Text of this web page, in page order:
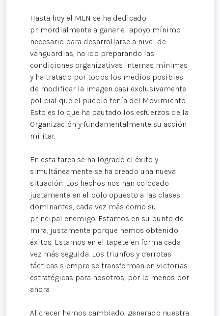
Hasta hoy el MLN se ha dedicado
primordialmente a ganar el apoyo mínimo
necesario para desarrollarse a nivel de
vanguardias, ha ido preparando las
condiciones organizativas internas mínimas
y ha tratado por todos los medios posibles
de modificar la imagen casi exclusivamente
policial que el pueblo tenía del Movimiento.
Esto es lo que ha pautado los esfuerzos de la
Organización y fundamentalmente su acción
militar.
En esta tarea se ha logrado el éxito y
simultáneamente se ha creado una nueva
situación. Los hechos nos han colocado
justamente en el polo opuesto a las clases
dominantes, cada vez más como su
principal enemigo. Estamos en su punto de
mira, justamente porque hemos obtenido
éxitos. Estamos en el tapete en forma cada
vez más seguida. Los triunfos y derrotas
tácticas siempre se transforman en victorias
estratégicas para nosotros, por lo menos por
ahora.
Al crecer hemos cambiado, generado nuestra